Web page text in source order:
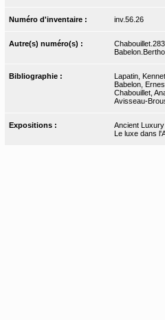
Numéro d'inventaire : inv.56.26
Autre(s) numéro(s) :
Bibliographie :
Lapatin,
Babelon,
Chabouillet,
Avisseau-
Expositions :
Ancient
Le luxe dans